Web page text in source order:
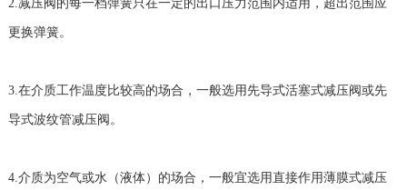
2.减压阀的每一档弹簧只在一定的出口压力范围内适用，超出范围应
更换弹簧。
3.在介质工作温度比较高的场合，一般选用先导式活塞式减压阀或先
导式波纹管减压阀。
4.介质为空气或水（液体）的场合，一般宜选用直接作用薄膜式减压